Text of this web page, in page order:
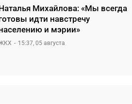
Михайлова: «Мы всегда
идти навстречу
и мэрии»
15:37, 05 августа